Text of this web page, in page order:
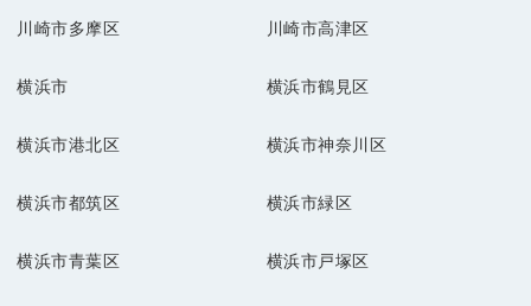
川崎市多摩区 川崎市高津区
横浜市 横浜市鶴見区
横浜市港北区 横浜市神奈川区
横浜市都筑区 横浜市緑区
横浜市青葉区 横浜市戸塚区